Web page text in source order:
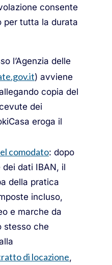
consente
per tutta la durata
l’Agenzia delle
) avviene
copia del
dei
eroga il
comodato: dopo
dei dati IBAN, il
della pratica
incluso,
e marche da
stesso che
di locazione,